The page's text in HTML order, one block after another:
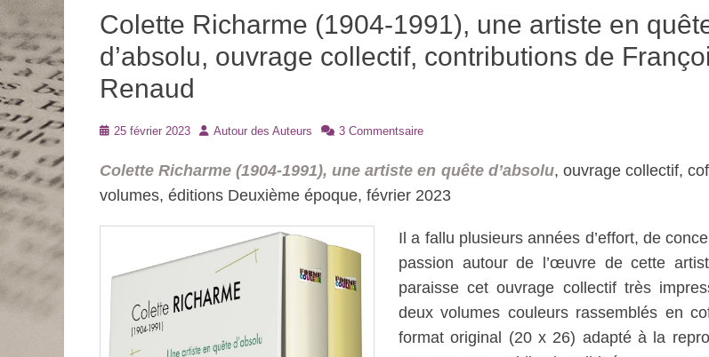
Colette Richarme (1904-1991), une artiste en
d’absolu, ouvrage collectif, contributions de
Renaud
Posté25 février 2023 Auteur
Autour des Auteurs 3 Commentsaire
Colette Richarme (1904-1991), une artiste en quête d’absolu, ouvrage collectif,
volumes, éditions Deuxième époque, février 2023
Il a fallu plusieurs années d’effort, de
passion autour de l’œuvre de cette
paraisse cet ouvrage collectif très
deux volumes couleurs rassemblés en
format original (20 x 26) adapté à la